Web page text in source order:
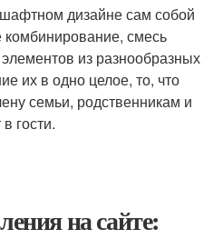
дизайне сам собой
комбинирование, смесь
из разнообразных
их в одно целое, то, что
семьи, родственникам и
гости.
на сайте: